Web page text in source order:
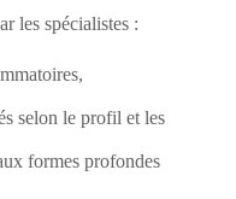
les spécialistes :
selon le profil et les
formes profondes